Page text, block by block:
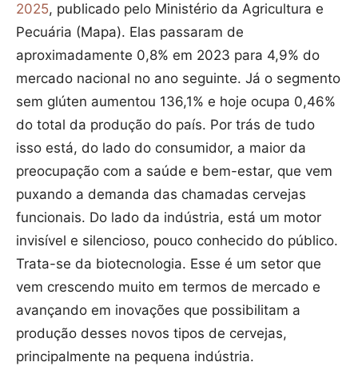
2025, publicado pelo Ministério da Agricultura e
Pecuária (Mapa). Elas passaram de
aproximadamente 0,8% em 2023 para 4,9% do
mercado nacional no ano seguinte. Já o segmento
sem glúten aumentou 136,1% e hoje ocupa 0,46%
do total da produção do país. Por trás de tudo
isso está, do lado do consumidor, a maior da
preocupação com a saúde e bem-estar, que vem
puxando a demanda das chamadas cervejas
funcionais. Do lado da indústria, está um motor
invisível e silencioso, pouco conhecido do público.
Trata-se da biotecnologia. Esse é um setor que
vem crescendo muito em termos de mercado e
avançando em inovações que possibilitam a
produção desses novos tipos de cervejas,
principalmente na pequena indústria.